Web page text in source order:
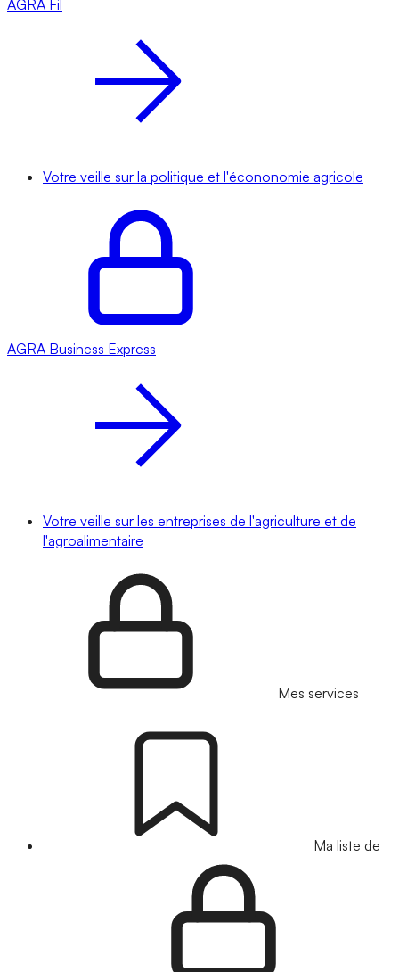
AGRA Fil
Votre veille sur la politique et l'écononomie agricole
AGRA Business Express
Votre veille sur les entreprises de l'agriculture et de
l'agroalimentaire
Mes services
Ma liste de